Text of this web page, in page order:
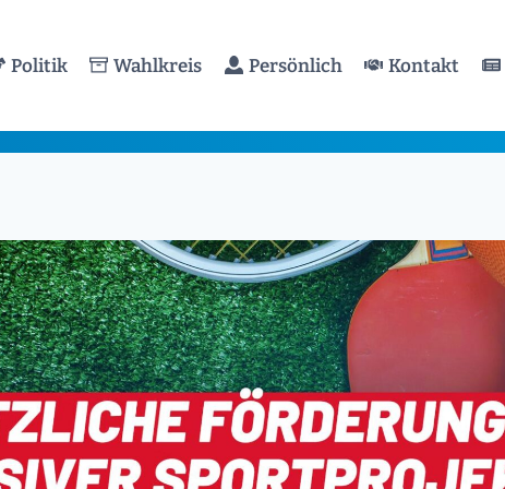
Politik Wahlkreis Persönlich Kontakt